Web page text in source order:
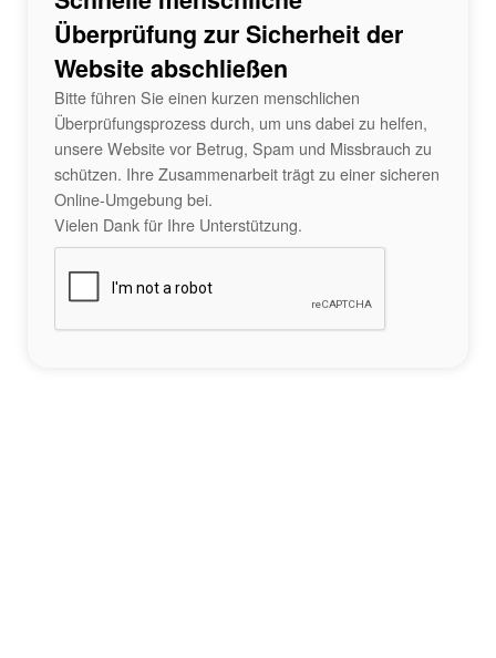
Überprüfung zur Sicherheit der
Website abschließen
Bitte führen Sie einen kurzen menschlichen
Überprüfungsprozess durch, um uns dabei zu helfen,
unsere Website vor Betrug, Spam und Missbrauch zu
schützen. Ihre Zusammenarbeit trägt zu einer sicheren
Online-Umgebung bei.
Vielen Dank für Ihre Unterstützung.